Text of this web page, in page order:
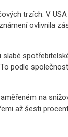
trzích. V
ovlivnila
podle
na
až šesti